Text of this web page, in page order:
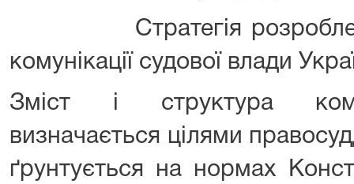
Стратегія розроблена
комунікації судової влади
Зміст і структура
визначається цілями
ґрунтується на нормах